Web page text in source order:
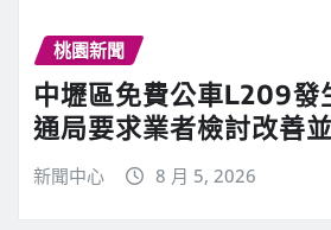
桃園新聞
中壢區免費公車L209發
通局要求業者檢討改善
新聞中心 8 月 5, 2026